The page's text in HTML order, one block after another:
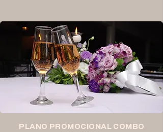
PLANO PROMOCIONAL COMBO